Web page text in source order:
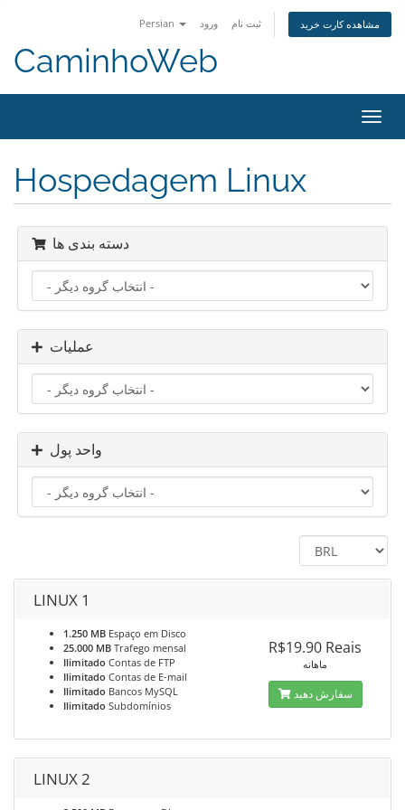
Persian ورود ثبت نام مشاهده کارت خرید
CaminhoWeb
تغییر
Hospedagem Linux
دسته بندی ها
عملیات
واحد پول
LINUX 1
1.250 MB Espaço em Disco
25.000 MB Trafego mensal
Ilimitado Contas de FTP
Ilimitado Contas de E-mail
Ilimitado Bancos MySQL
Ilimitado Subdomínios
R$19.90 Reais
ماهانه
سفارش دهید
LINUX 2